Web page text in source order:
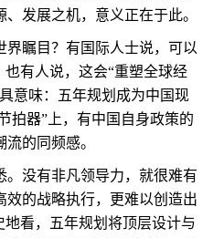
发展之机，意义正在于此。
瞩目？有国际人士说，可以
也有人说，这会“重塑全球经
意味：五年规划成为中国现
拍器”上，有中国自身政策的
的同频感。
没有非凡领导力，就很难有
的战略执行，更难以创造出
地看，五年规划将顶层设计与